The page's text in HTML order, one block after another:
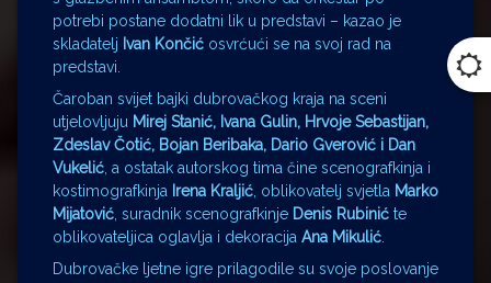
potrebi postane dodatni lik u predstavi – kazao je
skladatelj Ivan Končić osvrćući se na svoj rad na
predstavi.
Čaroban svijet bajki dubrovačkog kraja na sceni
utjelovljuju Mirej Stanić, Ivana Gulin, Hrvoje Sebastijan,
Zdeslav Čotić, Bojan Beribaka, Dario Gverović i Dan
Vukelić , a ostatak autorskog tima čine scenografkinja i
kostimografkinja Irena Kraljić , oblikovatelj svjetla Marko
Mijatović , suradnik scenografkinje Denis Rubinić te
oblikovateljica oglavlja i dekoracija Ana Mikulić
Dubrovačke ljetne igre prilagodile su svoje poslovanje